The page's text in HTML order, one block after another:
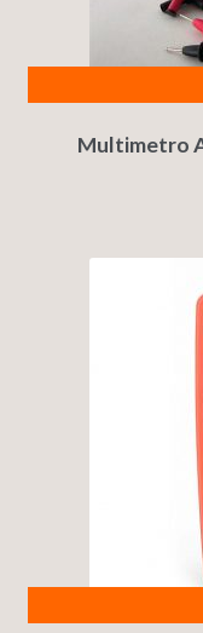
Multimetro